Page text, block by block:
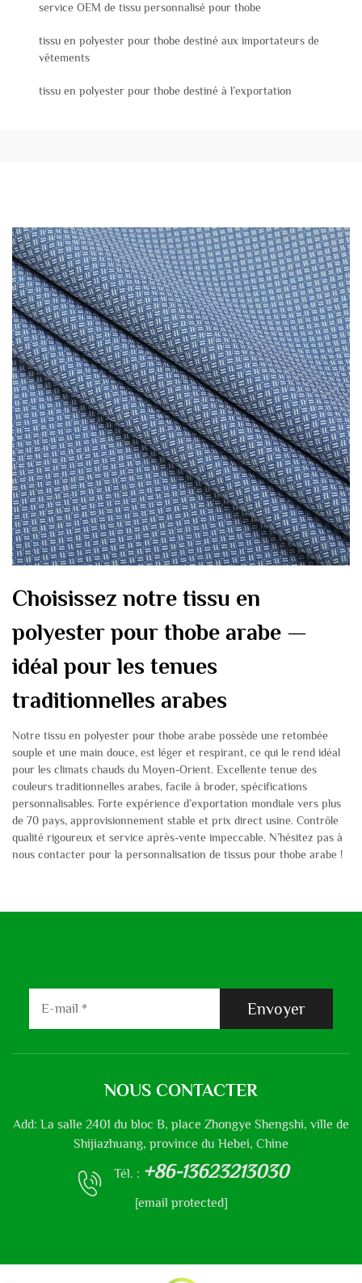
service OEM de tissu personnalisé pour thobe
tissu en polyester pour thobe destiné aux importateurs de
vêtements
tissu en polyester pour thobe destiné à l’exportation
Choisissez notre tissu en
polyester pour thobe arabe —
idéal pour les tenues
traditionnelles arabes
Notre tissu en polyester pour thobe arabe possède une retombée
souple et une main douce, est léger et respirant, ce qui le rend idéal
pour les climats chauds du Moyen-Orient. Excellente tenue des
couleurs traditionnelles arabes, facile à broder, spécifications
personnalisables. Forte expérience d’exportation mondiale vers plus
de 70 pays, approvisionnement stable et prix direct usine. Contrôle
qualité rigoureux et service après-vente impeccable. N’hésitez pas à
nous contacter pour la personnalisation de tissus pour thobe arabe !
Envoyer
NOUS CONTACTER
Add: La salle 2401 du bloc B, place Zhongye Shengshi, ville de
Shijiazhuang, province du Hebei, Chine
Tél. : +86-13623213030
[email protected]